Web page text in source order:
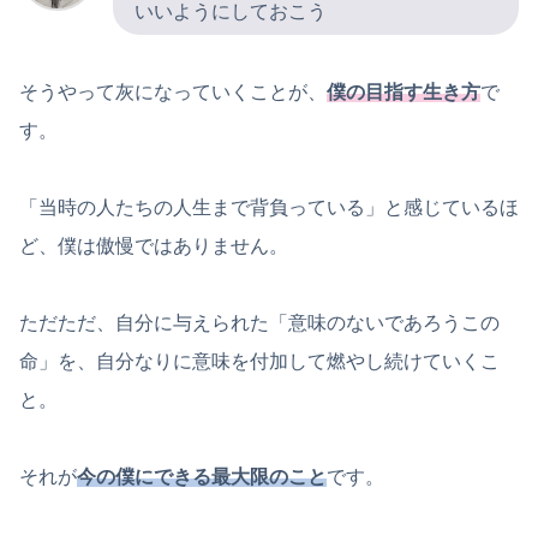
いいようにしておこう
そうやって灰になっていくことが、 僕の目指す生き方で
す。
「当時の人たちの人生まで背負っている」と感じているほ
ど、僕は傲慢ではありません。
ただただ、自分に与えられた「意味のないであろうこの
命」を、自分なりに意味を付加して燃やし続けていくこ
と。
それが今の僕にできる最大限のことです。